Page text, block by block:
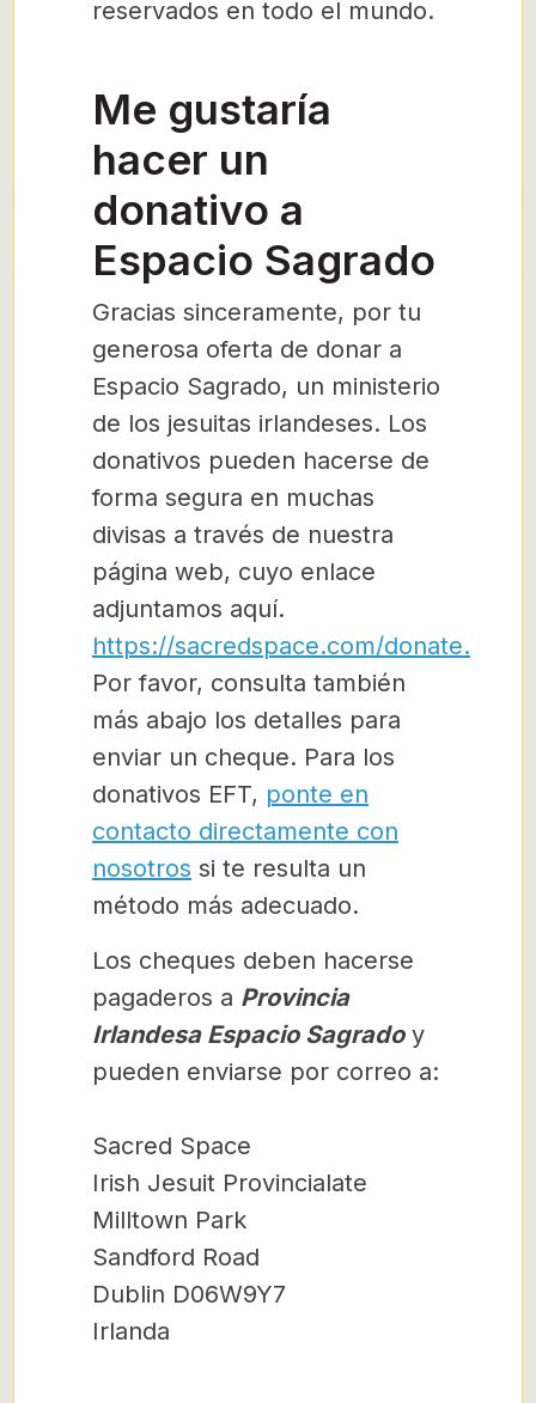
reservados en todo el mundo.
Me gustaría
hacer un
donativo a
Espacio Sagrado
Gracias sinceramente, por tu
generosa oferta de donar a
Espacio Sagrado, un ministerio
de los jesuitas irlandeses. Los
donativos pueden hacerse de
forma segura en muchas
divisas a través de nuestra
página web, cuyo enlace
adjuntamos aquí.
https://sacredspace.com/donate.
Por favor, consulta también
más abajo los detalles para
enviar un cheque. Para los
donativos EFT, ponte en
contacto directamente con
nosotros si te resulta un
método más adecuado.
Los cheques deben hacerse
pagaderos a Provincia
Irlandesa Espacio Sagradoy
pueden enviarse por correo a:
Sacred Space
Irish Jesuit Provincialate
Milltown Park
Sandford Road
Dublin D06W9Y7
Irlanda